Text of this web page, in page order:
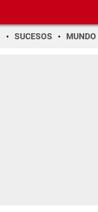
SUCESOS MUNDO